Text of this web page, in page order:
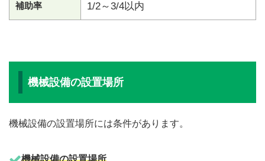
補助率 1/2～3/4以内
機械設備の設置場所
機械設備の設置場所には条件があります。